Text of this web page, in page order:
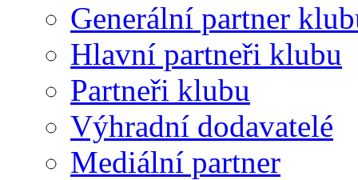
Generální partner
Hlavní partneři klubu
Partneři klubu
Výhradní dodavatelé
Mediální partner